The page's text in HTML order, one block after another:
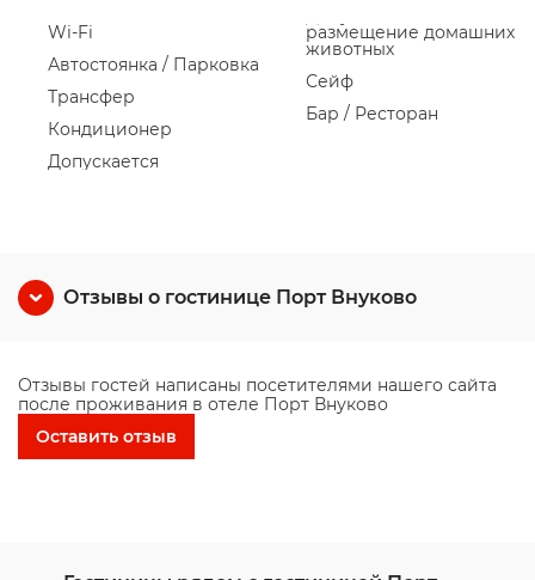
Wi-Fi
Автостоянка / Парковка
Трансфер
Кондиционер
Допускается
размещение домашних
животных
Сейф
Бар / Ресторан
Отзывы о гостинице Порт Внуково
Отзывы гостей написаны посетителями нашего сайта
после проживания в отеле Порт Внуково
Оставить отзыв